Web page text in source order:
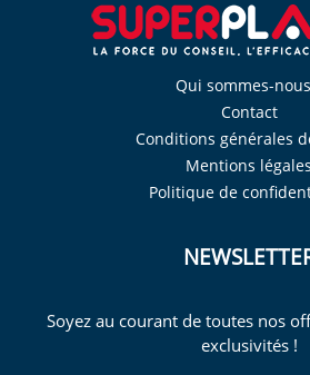
Qui sommes-
Contact
Conditions générales
Mentions légales
Politique de
Soyez au courant de toutes nos
exclusivités !